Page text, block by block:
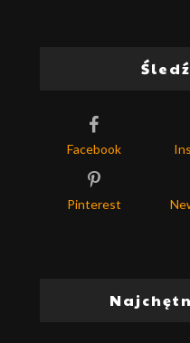
Facebook
Pinterest